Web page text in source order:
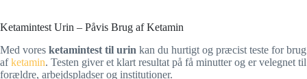
Ketamintest Urin – Påvis Brug af Ketamin
Med vores ketamintest til urin kan du hurtigt og præcist teste for brug
afketamin. Testen giver et klart resultat på få minutter og er velegnet til
forældre, arbejdspladser og institutioner.